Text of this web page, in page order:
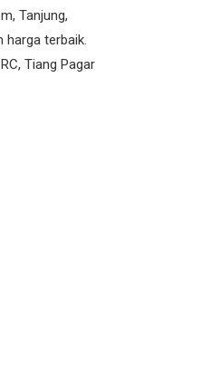
Tanjung,
harga terbaik.
Tiang Pagar